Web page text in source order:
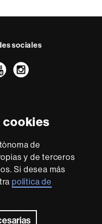
cookies
de
y de terceros
Si desea más
política de
sociales
YouTube
Instagram
Excellence
Research
-
Euraxess
de